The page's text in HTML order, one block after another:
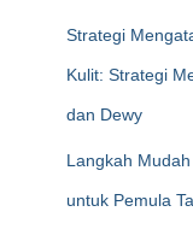
Strategi
Kulit: Strategi
dan Dewy
Langkah
untuk Pemula